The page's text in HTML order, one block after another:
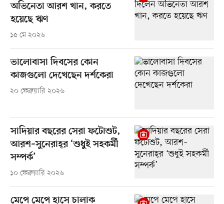
অভিনেতা আরশ খান, করতে
হয়েছে ঋণ
১৫ মে ২০২৬
ভালোবাসা দিবসের কোন
কাজগুলো দেখেছেন দর্শকেরা
২০ ফেব্রুয়ারি ২০২৬
সাদিয়ার বছরের সেরা ফটোশুট,
আরশ–সুনেরাহ্‌র ‘শুধুই সহকর্মী
সম্পর্ক’
১০ ফেব্রুয়ারি ২০২৬
মেপে মেপে হাসে চালাক